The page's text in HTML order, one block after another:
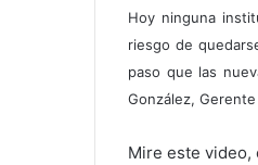
Hoy ninguna
riesgo de
paso que las
González,
Mire este video,